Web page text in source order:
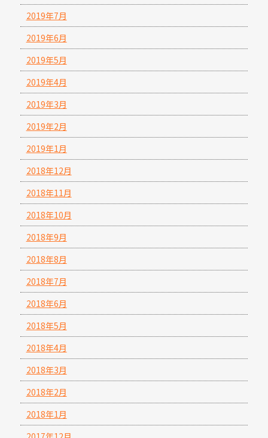
2019年7月
2019年6月
2019年5月
2019年4月
2019年3月
2019年2月
2019年1月
2018年12月
2018年11月
2018年10月
2018年9月
2018年8月
2018年7月
2018年6月
2018年5月
2018年4月
2018年3月
2018年2月
2018年1月